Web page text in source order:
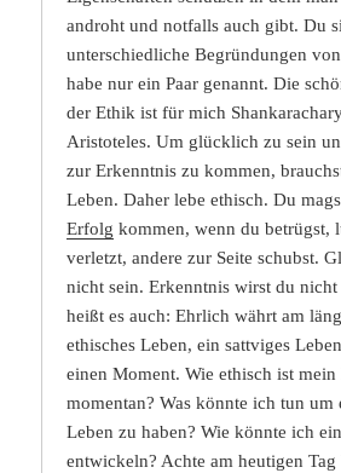
androht und notfalls auch gibt. Du
unterschiedliche Begründungen
habe nur ein Paar genannt. Die
der Ethik ist für mich
Aristoteles. Um glücklich zu sein
zur Erkenntnis zu kommen,
Leben. Daher lebe ethisch. Du
Erfolg kommen, wenn du betrügst,
verletzt, andere zur Seite schubst.
nicht sein. Erkenntnis wirst du
heißt es auch: Ehrlich währt am
ethisches Leben, ein sattviges
einen Moment. Wie ethisch ist mein
momentan? Was könnte ich tun um
Leben zu haben? Wie könnte ich
entwickeln? Achte am heutigen Tag